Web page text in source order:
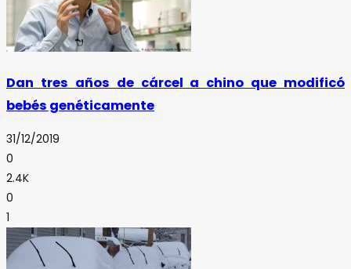
Dan tres años de cárcel a chino que modificó
bebés genéticamente
31/12/2019
0
2.4K
0
1